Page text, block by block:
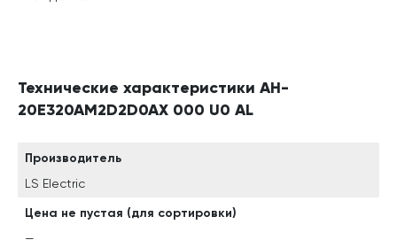
Технические характеристики AH-
20E320AM2D2D0AX 000 U0 AL
Производитель
LS Electric
Цена не пустая (для сортировки)